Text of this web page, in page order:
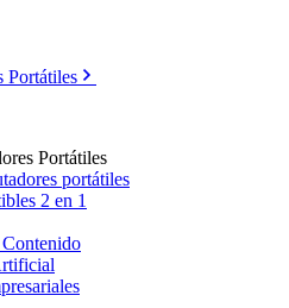
Portátiles
Portátiles
portátiles
2 en 1
Contenido